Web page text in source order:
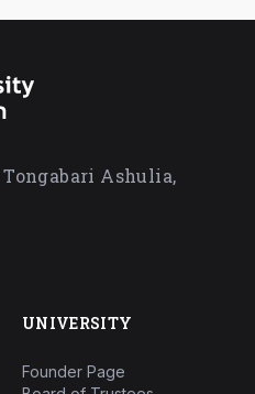
Tongabari Ashulia,
UNIVERSITY
Founder Page